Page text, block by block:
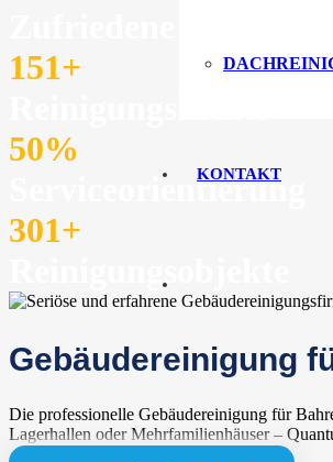
KONTAKT
151+
50%
Serviceorientierung
301+
Gebäudereinigung
Die professionelle Gebäudereinigung für
Lagerhallen oder Mehrfamilienhäuser –